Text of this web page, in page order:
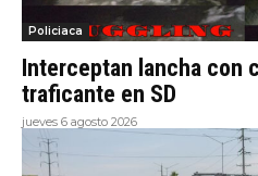
Policiaca
Interceptan lancha con
traficante en SD
jueves 6 agosto 2026